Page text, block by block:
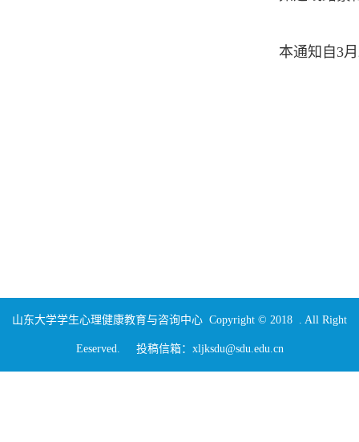
本通知自3
山东大学学生心理健康教育与咨询中心 Copyright © 2018 . All Right
Eeserved. 投稿信箱：xljksdu@sdu.edu.cn